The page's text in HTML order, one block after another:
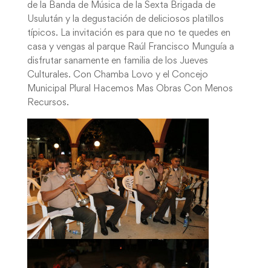
de la Banda de Música de la Sexta Brigada de
Usulután y la degustación de deliciosos platillos
típicos. La invitación es para que no te quedes en
casa y vengas al parque Raúl Francisco Munguía a
disfrutar sanamente en familia de los Jueves
Culturales. Con Chamba Lovo y el Concejo
Municipal Plural Hacemos Mas Obras Con Menos
Recursos.